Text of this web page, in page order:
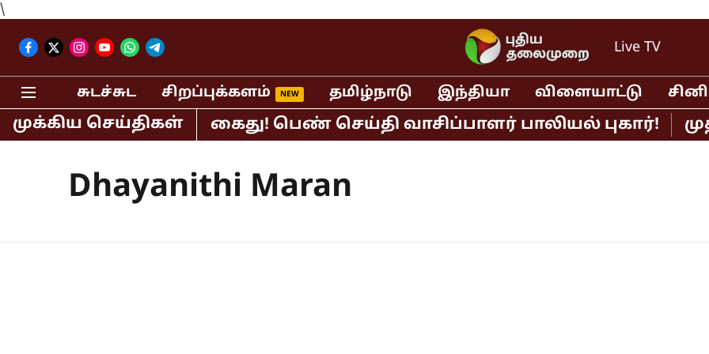
\
Live TV
சுடச்சுட சிறப்புக்களம் தமிழ்நாடு இந்தியா விளையாட்டு
முக்கிய செய்திகள்
பி.ஆர்.சுந்தர் கைது! பெண் செய்தி வாசிப்பாளர் பாலியல் புகார்!
Dhayanithi Maran